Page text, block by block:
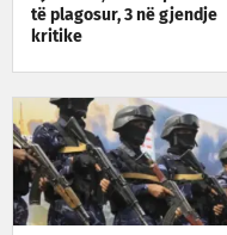
të plagosur, 3 në gjendje
kritike